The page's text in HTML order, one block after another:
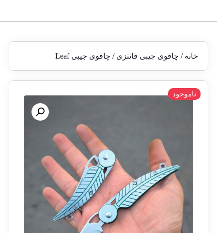
خانه / چاقوی جیبی فانتزی / چاقوی جیبی Leaf
ناموجود